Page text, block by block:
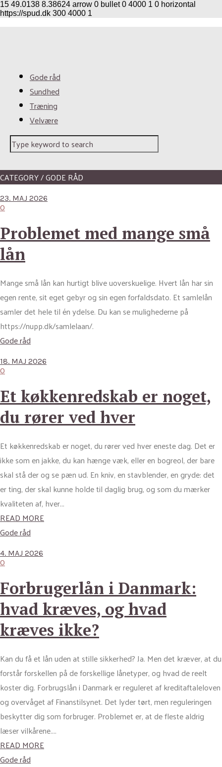
15 49.0138 8.38624 arrow 0 bullet 0 4000 1 0 horizontal
https://spud.dk 300 4000 1
Gode råd
Sundhed
Træning
Velvære
CATEGORY / GODE RÅD
23. MAJ 2026
0
Problemet med mange små
lån
Mange små lån kan hurtigt blive uoverskuelige. Hvert lån har sin
egen rente, sit eget gebyr og sin egen forfaldsdato. Et samlelån
samler det hele til én ydelse. Du kan se mulighederne på
https://nupp.dk/samlelaan/.
Gode råd
18. MAJ 2026
0
Et køkkenredskab er noget,
du rører ved hver
Et køkkenredskab er noget, du rører ved hver eneste dag. Det er
ikke som en jakke, du kan hænge væk, eller en bogreol, der bare
skal stå der og se pæn ud. En kniv, en stavblender, en gryde: det
er ting, der skal kunne holde til daglig brug, og som du mærker
kvaliteten af, hver...
READ MORE
Gode råd
4. MAJ 2026
0
Forbrugerlån i Danmark:
hvad kræves, og hvad
kræves ikke?
Kan du få et lån uden at stille sikkerhed? Ja. Men det kræver, at du
forstår forskellen på de forskellige lånetyper, og hvad de reelt
koster dig. Forbrugslån i Danmark er reguleret af kreditaftaleloven
og overvåget af Finanstilsynet. Det lyder tørt, men reguleringen
beskytter dig som forbruger. Problemet er, at de fleste aldrig
læser vilkårene....
READ MORE
Gode råd